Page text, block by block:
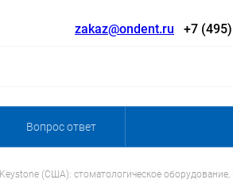
zakaz@ondent.ru +7
Вопрос ответ
Keystone (США): стоматологическое